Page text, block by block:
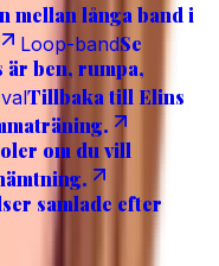
mellan långa band i
Loop-bandSe
är ben, rumpa,
Tillbaka till Elins
om du vill
samlade efter